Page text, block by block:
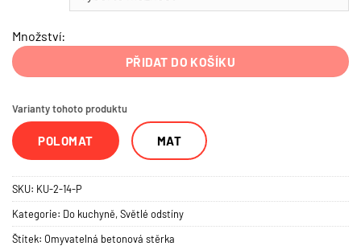
Množství:
PŘIDAT DO KOŠÍKU
Varianty tohoto produktu
POLOMAT MAT
SKU: KU-2-14-P
Kategorie: Do kuchyně,Světlé odstíny
Štítek: Omyvatelná betonová stěrka